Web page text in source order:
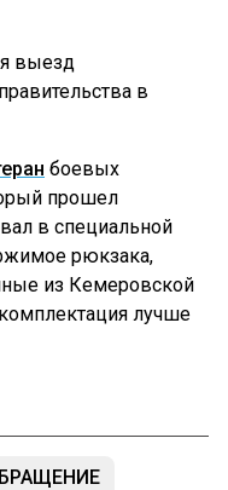
выезд
в
боевых
прошел
в специальной
рюкзака,
из Кемеровской
лучше